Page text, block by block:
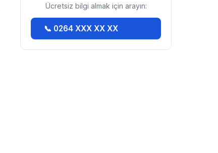
Ücretsiz bilgi almak için arayın:
📞 0264 XXX XX XX